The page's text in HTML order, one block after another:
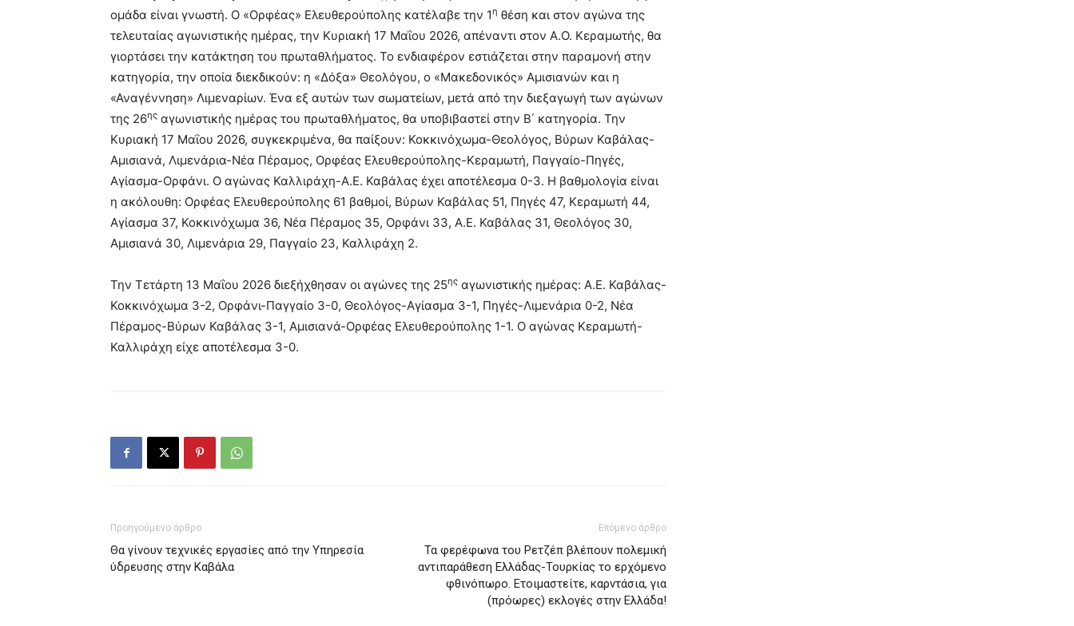
ομάδα είναι γνωστή. Ο «Ορφέας» Ελευθερούπολης κατέλαβε την 1η θέση και στον αγώνα της
τελευταίας αγωνιστικής ημέρας, την Κυριακή 17 Μαΐου 2026, απέναντι στον Α.Ο. Κεραμωτής, θα
γιορτάσει την κατάκτηση του πρωταθλήματος. Το ενδιαφέρον εστιάζεται στην παραμονή στην
κατηγορία, την οποία διεκδικούν: η «Δόξα» Θεολόγου, ο «Μακεδονικός» Αμισιανών και η
«Αναγέννηση» Λιμεναρίων. Ένα εξ αυτών των σωματείων, μετά από την διεξαγωγή των αγώνων
της 26ης αγωνιστικής ημέρας του πρωταθλήματος, θα υποβιβαστεί στην Β΄ κατηγορία. Την
Κυριακή 17 Μαΐου 2026, συγκεκριμένα, θα παίξουν: Κοκκινόχωμα-Θεολόγος, Βύρων Καβάλας-
Αμισιανά, Λιμενάρια-Νέα Πέραμος, Ορφέας Ελευθερούπολης-Κεραμωτή, Παγγαίο-Πηγές,
Αγίασμα-Ορφάνι. Ο αγώνας Καλλιράχη-Α.Ε. Καβάλας έχει αποτέλεσμα 0-3. Η βαθμολογία είναι
η ακόλουθη: Ορφέας Ελευθερούπολης 61 βαθμοί, Βύρων Καβάλας 51, Πηγές 47, Κεραμωτή 44,
Αγίασμα 37, Κοκκινόχωμα 36, Νέα Πέραμος 35, Ορφάνι 33, Α.Ε. Καβάλας 31, Θεολόγος 30,
Αμισιανά 30, Λιμενάρια 29, Παγγαίο 23, Καλλιράχη 2.
Την Τετάρτη 13 Μαΐου 2026 διεξήχθησαν οι αγώνες της 25ης αγωνιστικής ημέρας: Α.Ε. Καβάλας-
Κοκκινόχωμα 3-2, Ορφάνι-Παγγαίο 3-0, Θεολόγος-Αγίασμα 3-1, Πηγές-Λιμενάρια 0-2, Νέα
Πέραμος-Βύρων Καβάλας 3-1, Αμισιανά-Ορφέας Ελευθερούπολης 1-1. Ο αγώνας Κεραμωτή-
Καλλιράχη είχε αποτέλεσμα 3-0.
Προηγούμενο άρθρο
Θα γίνουν τεχνικές εργασίες από την Υπηρεσία
ύδρευσης στην Καβάλα
Επόμενο άρθρο
Τα φερέφωνα του Ρετζέπ βλέπουν πολεμική
αντιπαράθεση Ελλάδας-Τουρκίας το ερχόμενο
φθινόπωρο. Ετοιμαστείτε, καρντάσια, για
(πρόωρες) εκλογές στην Ελλάδα!